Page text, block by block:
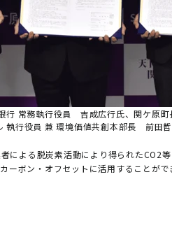
銀行 常務執行役員 吉成広行氏、関ケ原
執行役員 兼 環境価値共創本部長 前田
よる脱炭素活動により得られたCO2
ーボン・オフセットに活用することがで